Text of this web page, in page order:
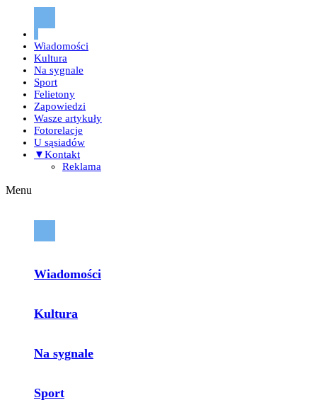
Codziennik mławski – Mława
Wiadomości
Kultura
Na sygnale
Sport
Felietony
Zapowiedzi
Wasze artykuły
Fotorelacje
U sąsiadów
▼Kontakt
Reklama
Menu
Wiadomości
Kultura
Na sygnale
Sport